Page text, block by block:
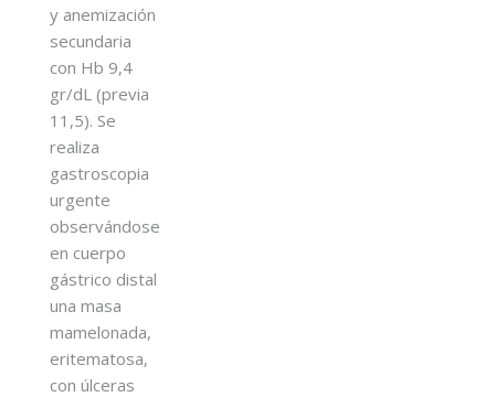
y anemización
secundaria
con Hb 9,4
gr/dL (previa
11,5). Se
realiza
gastroscopia
urgente
observándose
en cuerpo
gástrico distal
una masa
mamelonada,
eritematosa,
con úlceras